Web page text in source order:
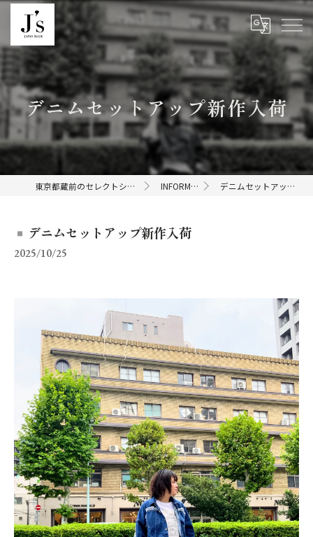
デニムセットアップ新作入荷
東京都蔵前のセレクトショップならJ's INFORMATION デニムセットアップ新作入荷
デニムセットアップ新作入荷
2025/10/25